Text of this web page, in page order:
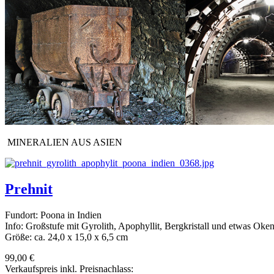
MINERALIEN AUS ASIEN
Prehnit
Fundort: Poona in Indien
Info: Großstufe mit Gyrolith, Apophyllit, Bergkristall und etwas
Größe: ca. 24,0 x 15,0 x 6,5 cm
99,00 €
Verkaufspreis inkl. Preisnachlass: